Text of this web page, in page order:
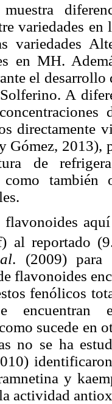
muestra
variedades en
en MH.
el
A
directamente
Gómez, 2013),
de
como
al reportado
. (2009) para
flavonoides
fenólicos
encuentran
sucede en
no se ha
y
actividad